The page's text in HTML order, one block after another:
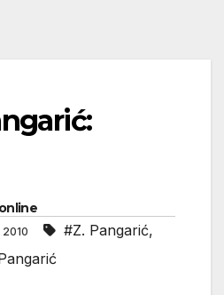
#Z. Pangarić,